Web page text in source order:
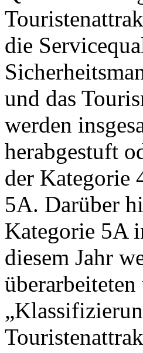
die
und das
werden
herabgestuft
der Kategorie
5A. Darüber
Kategorie 5A
diesem Jahr